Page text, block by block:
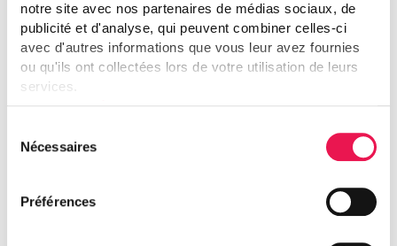
notre site avec nos partenaires de médias sociaux, de
publicité et d'analyse, qui peuvent combiner celles-ci
avec d'autres informations que vous leur avez fournies
ou qu'ils ont collectées lors de votre utilisation de leurs
services.
Nécessaires
Préférences
Durée résiduelle moyenne des baux (ans)